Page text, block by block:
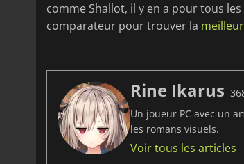
comme Shallot, il y en a pour tous
comparateur pour trouver la
Rine Ikarus
Un joueur PC avec un
les romans visuels.
Voir tous les articles